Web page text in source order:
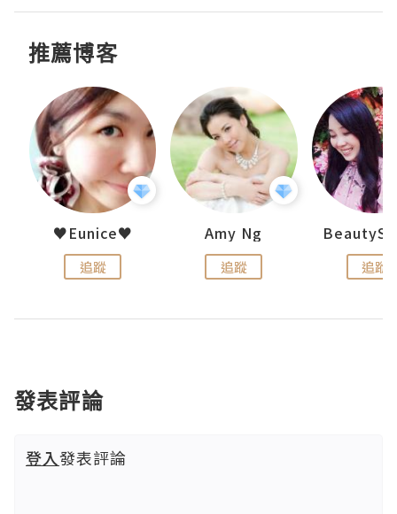
推薦博客
♥Eunice♥
追蹤
Amy Ng
追蹤 追蹤
發表評論
登入發表評論